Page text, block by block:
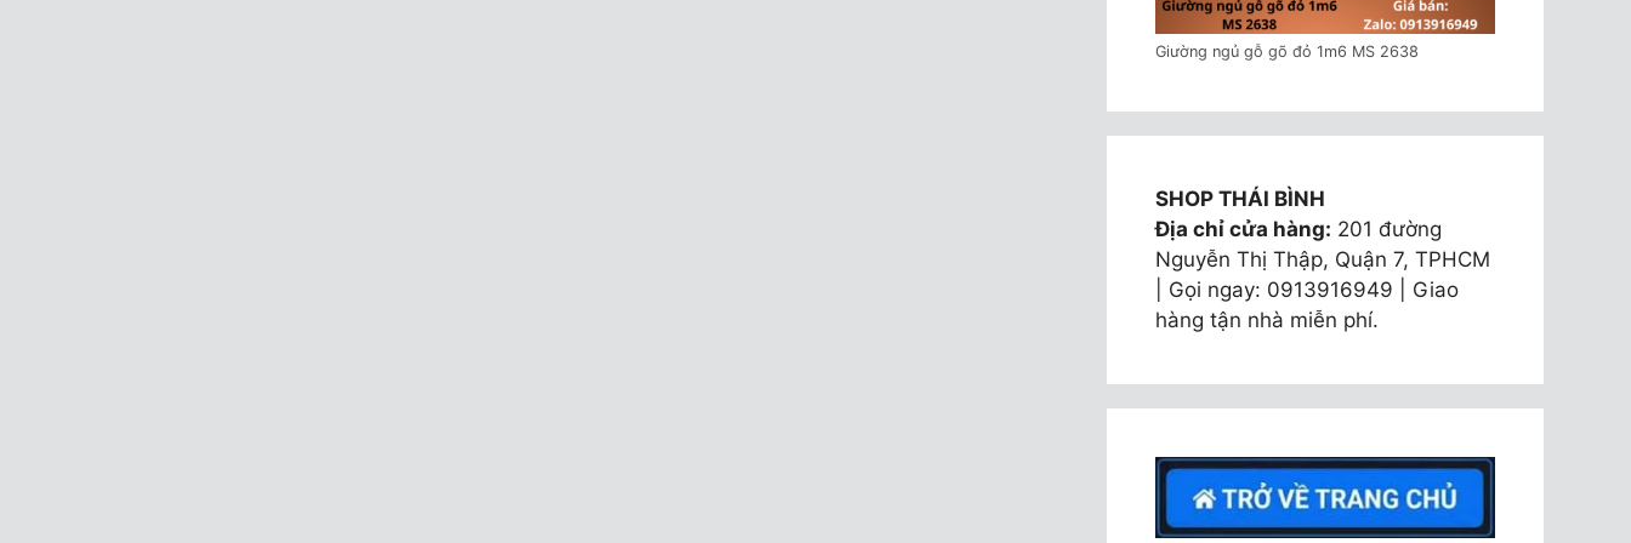
Giường ngủ gỗ gõ đỏ 1m6 MS 2638
SHOP THÁI BÌNH
Địa chỉ cửa hàng: 201 đường
Nguyễn Thị Thập, Quận 7, TPHCM
| Gọi ngay: 0913916949 | Giao
hàng tận nhà miễn phí.